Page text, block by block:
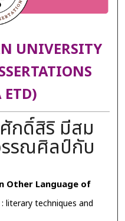
UNIVERSITY
กดิ์สิริ มีสม
รรณศิลป์กับ
Other Language of
literary techniques and